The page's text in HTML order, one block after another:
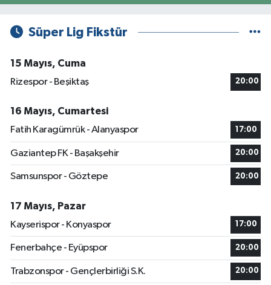
Süper Lig Fikstür
15 Mayıs, Cuma
Rizespor - Beşiktaş
20:00
16 Mayıs, Cumartesi
Fatih Karagümrük - Alanyaspor
17:00
Gaziantep FK - Başakşehir 20:00
Samsunspor - Göztepe 20:00
17 Mayıs, Pazar
Kayserispor - Konyaspor
17:00
Fenerbahçe - Eyüpspor 20:00
Trabzonspor - Gençlerbirliği S.K. 20:00